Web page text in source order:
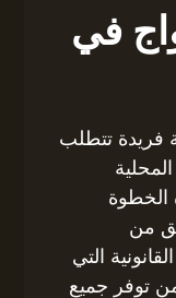
في
فريدة تتطلب
الخطوة
من
التي
توفر جميع